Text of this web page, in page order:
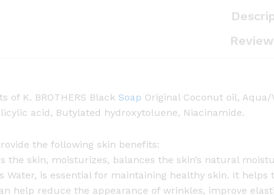
E
S
c
k
a
p
of K. BROTHERS Black Soap Original Coconut oil,
acid, Butylated hydroxytoluene, Niacinamide.
the following skin benefits:
the skin, moisturizes, balances the skin’s natural
Water, is essential for maintaining healthy skin. It
help reduce the appearance of wrinkles, improve